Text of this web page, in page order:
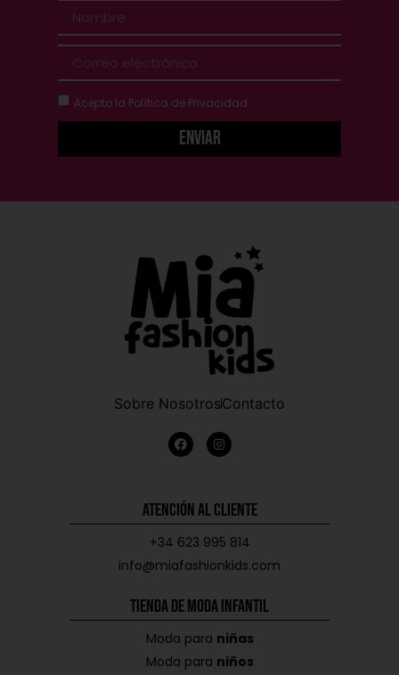
Acepto la Política de Privacidad
Enviar
Sobre NosotrosContacto
Atención al Cliente
+34 623 995 814
info@miafashionkids.com
Tienda de Moda Infantil
Moda para niñas
Moda para niños